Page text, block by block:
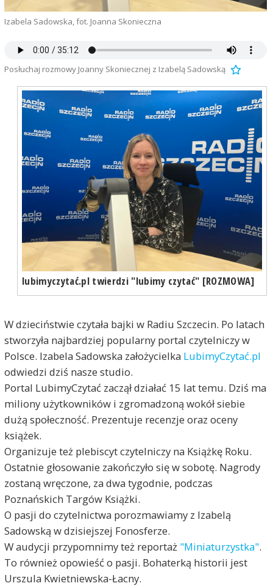
Izabela Sadowska, fot. Joanna Skonieczna
Posłuchaj rozmowy Joanny Skoniecznej z Izabelą Sadowską
lubimyczytać.pl twierdzi "lubimy czytać" [ROZMOWA]
W dzieciństwie czytała bajki w Radiu Szczecin. Po latach
stworzyła najbardziej popularny portal czytelniczy w
Polsce. Izabela Sadowska założycielka LubimyCzytać.pl
odwiedzi dziś nasze studio.
Portal LubimyCzytać zaczął działać 15 lat temu. Dziś ma
miliony użytkowników i zgromadzoną wokół siebie
dużą społeczność. Prezentuje recenzje oraz oceny
książek.
Organizuje też plebiscyt czytelniczy na Książkę Roku.
Ostatnie głosowanie zakończyło się w sobotę. Nagrody
zostaną wręczone, za dwa tygodnie, podczas
Poznańskich Targów Książki.
O pasji do czytelnictwa porozmawiamy z Izabelą
Sadowską w dzisiejszej Fonosferze.
W audycji przypomnimy też reportaż "Miniaturzystka".
To również opowieść o pasji. Bohaterką historii jest
Urszula Kwietniewska-Łacny.